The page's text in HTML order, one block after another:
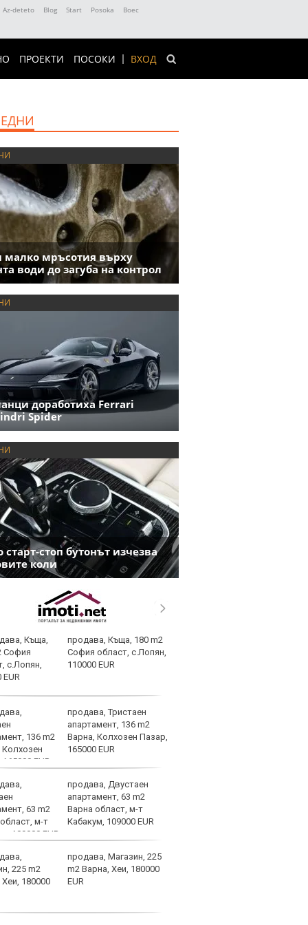
Az-deteto Blog Start Posoka
Boec
ВХОД
ПРОЕКТИ ПОСОКИ
малко мръсотия върху
води до загуба на контрол
доработиха Ferrari
Spider
стоп бутонът изчезва
коли
продава, Къща, 180 m2
София област, с.Лопян,
110000 EUR
продава, Тристаен
апартамент, 136 m2
Варна, Колхозен Пазар,
165000 EUR
продава, Двустаен
апартамент, 63 m2
Варна област, м-т
Кабакум, 109000 EUR
продава, Магазин, 225
m2 Варна, Хеи, 180000
EUR